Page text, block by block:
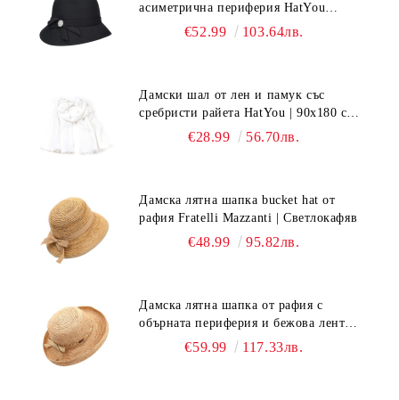
асиметрична периферия HatYou
CF0376 | Черен
€52.99 103.64лв.
Дамски шал от лен и памук със
сребристи райета HatYou | 90x180 см |
€28.99 56.70лв.
Дамска лятна шапка bucket hat от
рафия Fratelli Mazzanti | Светлокафяв
€48.99 95.82лв.
Дамска лятна шапка от рафия с
обърната периферия и бежова лента
Fratelli Mazzanti | Натурален
€59.99 117.33лв.